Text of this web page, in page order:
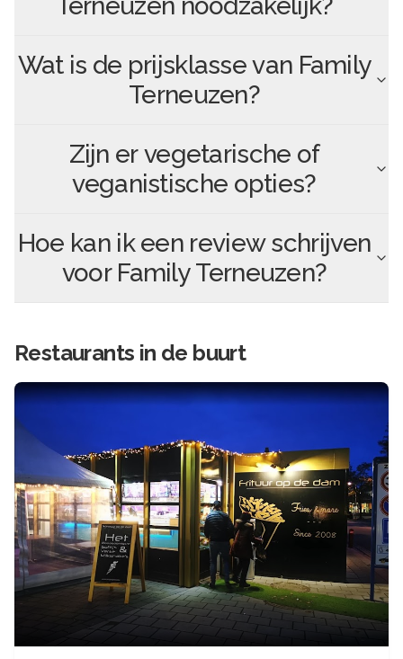
Terneuzen noodzakelijk?
Wat is de prijsklasse van Family
Terneuzen?
Zijn er vegetarische of
veganistische opties?
Hoe kan ik een review schrijven
voor Family Terneuzen?
Restaurants in de buurt